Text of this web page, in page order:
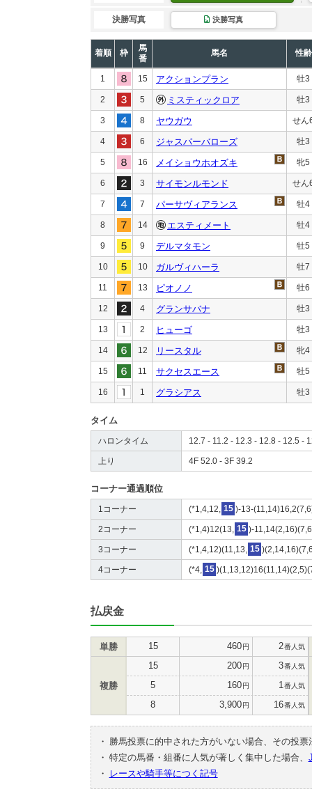
決勝写真 決勝写真
着順 枠
馬
番
馬名 性齢
1 15 アクションプラン 牡3
2 5 ミスティックロア 牡3
3 8 ヤウガウ せん
4 6 ジャスパーバローズ 牡3
5 16 メイショウホオズキ 牝5
6 3 サイモンルモンド せん
7 7 パーサヴィアランス 牡4
8 14 エスティメート 牡4
9 9 デルマタモン 牡5
10 10 ガルヴィハーラ 牡7
11 13 ピオノノ 牡6
12 4 グランサバナ 牡3
13 2 ヒューゴ 牡3
14 12 リースタル 牝4
15 11 サクセスエース 牡5
16 1 グラシアス 牡3
タイム
ハロンタイム 12.7 - 11.2 - 12.3 - 12.8 - 12.5 -
上り 4F 52.0 - 3F 39.2
コーナー通過順位
1コーナー (*1,4,12, 15 )-13-
2コーナー (*1,4)12(13, 15 )-
3コーナー (*1,4,12)(11,13, 15
4コーナー (*4, 15
払戻金
単勝 15 460円 2番人気
複勝
15 200円 3番人気
5 160円 1 番人気
8 3,900円 16番人気
・
勝馬投票に的中された方がいない場合、その投
・ 特定の馬番・組番に人気が著しく集中した場合、
・
レースや騎手等につく記号